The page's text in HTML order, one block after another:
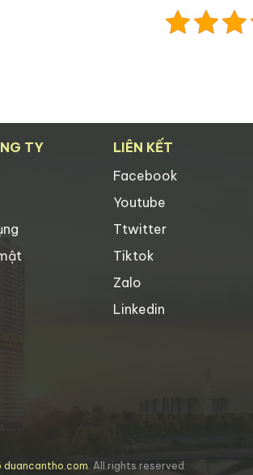
TY
LIÊN KẾT
Facebook
Youtube
Ttwitter
Tiktok
Zalo
Linkedin
. All rights reserved.